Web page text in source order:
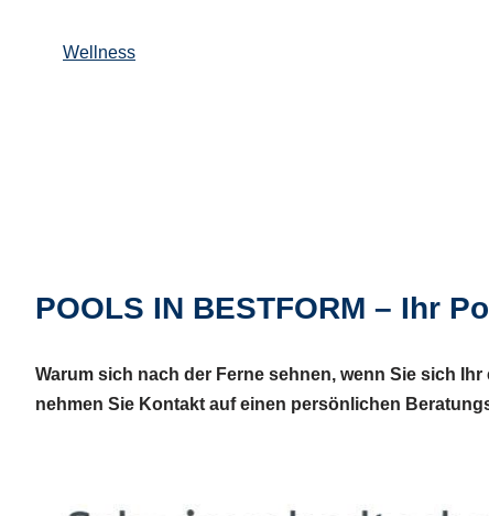
Wellness
POOLS IN BESTFORM – Ihr
Warum sich nach der Ferne sehnen, wenn Sie sich
nehmen Sie Kontakt auf einen persönlichen